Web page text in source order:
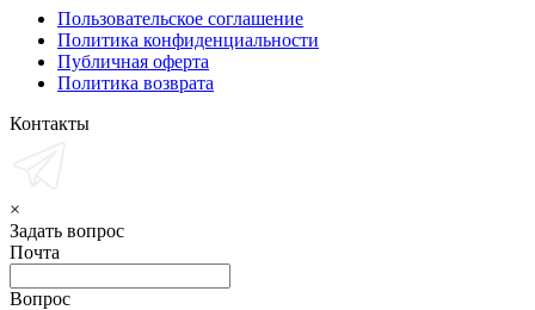
Пользовательское соглашение
Политика конфиденциальности
Публичная оферта
Политика возврата
Контакты
×
Задать вопрос
Почта
Вопрос